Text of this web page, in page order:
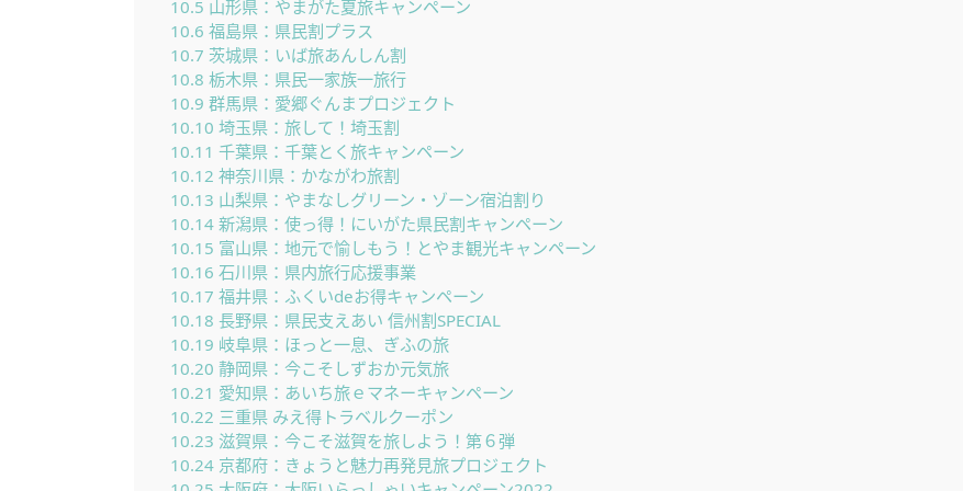
10.5 山形県：やまがた夏旅キャンペーン
10.6 福島県：県民割プラス
10.7 茨城県：いば旅あんしん割
10.8 栃木県：県民一家族一旅行
10.9 群馬県：愛郷ぐんまプロジェクト
10.10 埼玉県：旅して！埼玉割
10.11 千葉県：千葉とく旅キャンペーン
10.12 神奈川県：かながわ旅割
10.13 山梨県：やまなしグリーン・ゾーン宿泊割り
10.14新潟県：使っ得！にいがた県民割キャンペーン
10.15 富山県：地元で愉しもう！とやま観光キャンペーン
10.16 石川県：県内旅行応援事業
10.17 福井県：ふくいdeお得キャンペーン
10.18 長野県：県民支えあい 信州割SPECIAL
10.19 岐阜県：ほっと一息、ぎふの旅
10.20 静岡県：今こそしずおか元気旅
10.21 愛知県：あいち旅ｅマネーキャンペーン
10.22 三重県 みえ得トラベルクーポン
10.23 滋賀県：今こそ滋賀を旅しよう！第６弾
10.24京都府：きょうと魅力再発見旅プロジェクト